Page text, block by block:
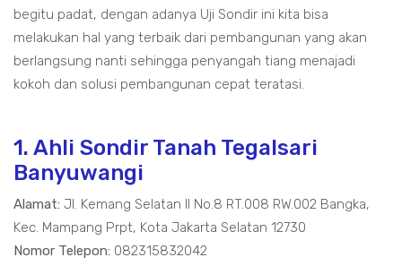
begitu padat, dengan adanya Uji Sondir ini kita bisa
melakukan hal yang terbaik dari pembangunan yang akan
berlangsung nanti sehingga penyangah tiang menajadi
kokoh dan solusi pembangunan cepat teratasi.
1. Ahli Sondir Tanah Tegalsari
Banyuwangi
Alamat: Jl. Kemang Selatan II No.8 RT.008 RW.002 Bangka,
Kec. Mampang Prpt, Kota Jakarta Selatan 12730
Nomor Telepon: 082315832042